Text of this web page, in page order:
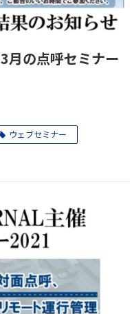
の点呼セミナー
ウェブセミナー